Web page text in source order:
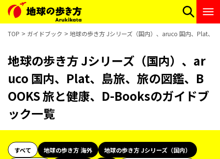
TOP ガイドブック 地球の歩き方 Jシリーズ（国内）、aruco 国内、Plat、
地球の歩き方 Jシリーズ（国内）、ar
uco 国内、Plat、島旅、旅の図鑑、B
OOKS 旅と健康、D-Booksのガイドブ
ック一覧
すべて 地球の歩き方 海外
地球の歩き方 Jシリーズ（国内）